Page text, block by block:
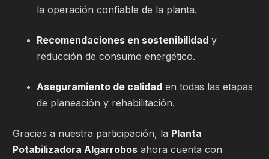
la operación confiable de la planta.
Recomendaciones en sostenibilidad y
reducción de consumo energético.
Aseguramiento de calidad en todas las etapas
de planeación y rehabilitación.
Gracias a nuestra participación, la Planta
Potabilizadora Algarrobos ahora cuenta con